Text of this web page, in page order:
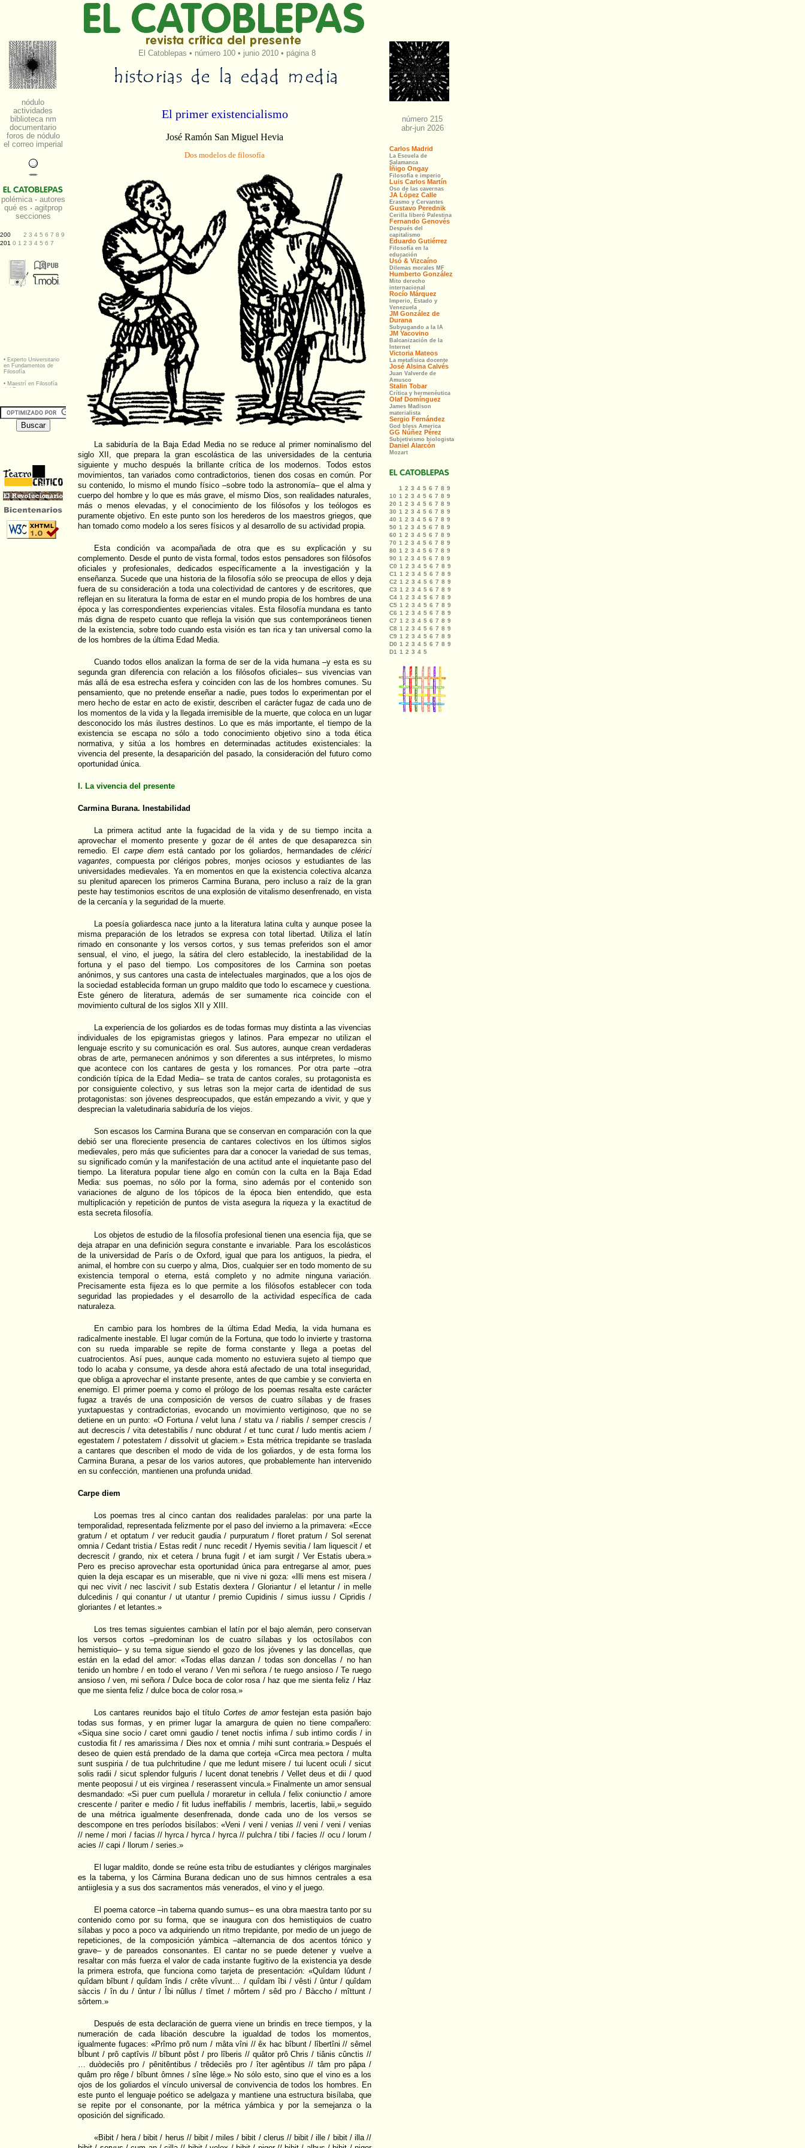
El Catoblepas • número 100 • junio 2010 • página 8
El primer existencialismo
José Ramón San Miguel Hevia
Dos modelos de filosofía
La sabiduría de la Baja Edad Media no se reduce al primer nominalismo del
siglo XII, que prepara la gran escolástica de las universidades de la centuria
siguiente y mucho después la brillante crítica de los modernos. Todos estos
movimientos, tan variados como contradictorios, tienen dos cosas en común. Por
su contenido, lo mismo el mundo físico –sobre todo la astronomía– que el alma y
cuerpo del hombre y lo que es más grave, el mismo Dios, son realidades naturales,
más o menos elevadas, y el conocimiento de los filósofos y los teólogos es
puramente objetivo. En este punto son los herederos de los maestros griegos, que
han tomado como modelo a los seres físicos y al desarrollo de su actividad propia.
Esta condición va acompañada de otra que es su explicación y su
complemento. Desde el punto de vista formal, todos estos pensadores son filósofos
oficiales y profesionales, dedicados específicamente a la investigación y la
enseñanza. Sucede que una historia de la filosofía sólo se preocupa de ellos y deja
fuera de su consideración a toda una colectividad de cantores y de escritores, que
reflejan en su literatura la forma de estar en el mundo propia de los hombres de una
época y las correspondientes experiencias vitales. Esta filosofía mundana es tanto
más digna de respeto cuanto que refleja la visión que sus contemporáneos tienen
de la existencia, sobre todo cuando esta visión es tan rica y tan universal como la
de los hombres de la última Edad Media.
Cuando todos ellos analizan la forma de ser de la vida humana –y esta es su
segunda gran diferencia con relación a los filósofos oficiales– sus vivencias van
más allá de esa estrecha esfera y coinciden con las de los hombres comunes. Su
pensamiento, que no pretende enseñar a nadie, pues todos lo experimentan por el
mero hecho de estar en acto de existir, describen el carácter fugaz de cada uno de
los momentos de la vida y la llegada irremisible de la muerte, que coloca en un lugar
desconocido los más ilustres destinos. Lo que es más importante, el tiempo de la
existencia se escapa no sólo a todo conocimiento objetivo sino a toda ética
normativa, y sitúa a los hombres en determinadas actitudes existenciales: la
vivencia del presente, la desaparición del pasado, la consideración del futuro como
oportunidad única.
I. La vivencia del presente
Carmina Burana. Inestabilidad
La primera actitud ante la fugacidad de la vida y de su tiempo incita a
aprovechar el momento presente y gozar de él antes de que desaparezca sin
remedio. El carpe diemestá cantado por los goliardos, hermandades declérici
vagantes, compuesta por clérigos pobres, monjes ociosos y estudiantes de las
universidades medievales. Ya en momentos en que la existencia colectiva alcanza
su plenitud aparecen los primeros Carmina Burana, pero incluso a raíz de la gran
peste hay testimonios escritos de una explosión de vitalismo desenfrenado, en vista
de la cercanía y la seguridad de la muerte.
La poesía goliardesca nace junto a la literatura latina culta y aunque posee la
misma preparación de los letrados se expresa con total libertad. Utiliza el latín
rimado en consonante y los versos cortos, y sus temas preferidos son el amor
sensual, el vino, el juego, la sátira del clero establecido, la inestabilidad de la
fortuna y el paso del tiempo. Los compositores de los Carmina son poetas
anónimos, y sus cantores una casta de intelectuales marginados, que a los ojos de
la sociedad establecida forman un grupo maldito que todo lo escarnece y cuestiona.
Este género de literatura, además de ser sumamente rica coincide con el
movimiento cultural de los siglos XII y XIII.
La experiencia de los goliardos es de todas formas muy distinta a las vivencias
individuales de los epigramistas griegos y latinos. Para empezar no utilizan el
lenguaje escrito y su comunicación es oral. Sus autores, aunque crean verdaderas
obras de arte, permanecen anónimos y son diferentes a sus intérpretes, lo mismo
que acontece con los cantares de gesta y los romances. Por otra parte –otra
condición típica de la Edad Media– se trata de cantos corales, su protagonista es
por consiguiente colectivo, y sus letras son la mejor carta de identidad de sus
protagonistas: son jóvenes despreocupados, que están empezando a vivir, y que y
desprecian la valetudinaria sabiduría de los viejos.
Son escasos los Carmina Burana que se conservan en comparación con la que
debió ser una floreciente presencia de cantares colectivos en los últimos siglos
medievales, pero más que suficientes para dar a conocer la variedad de sus temas,
su significado común y la manifestación de una actitud ante el inquietante paso del
tiempo. La literatura popular tiene algo en común con la culta en la Baja Edad
Media: sus poemas, no sólo por la forma, sino además por el contenido son
variaciones de alguno de los tópicos de la época bien entendido, que esta
multiplicación y repetición de puntos de vista asegura la riqueza y la exactitud de
esta secreta filosofía.
Los objetos de estudio de la filosofía profesional tienen una esencia fija, que se
deja atrapar en una definición segura constante e invariable. Para los escolásticos
de la universidad de París o de Oxford, igual que para los antiguos, la piedra, el
animal, el hombre con su cuerpo y alma, Dios, cualquier ser en todo momento de su
existencia temporal o eterna, está completo y no admite ninguna variación.
Precisamente esta fijeza es lo que permite a los filósofos establecer con toda
seguridad las propiedades y el desarrollo de la actividad específica de cada
naturaleza.
En cambio para los hombres de la última Edad Media, la vida humana es
radicalmente inestable. El lugar común de la Fortuna, que todo lo invierte y trastorna
con su rueda imparable se repite de forma constante y llega a poetas del
cuatrocientos. Así pues, aunque cada momento no estuviera sujeto al tiempo que
todo lo acaba y consume, ya desde ahora está afectado de una total inseguridad,
que obliga a aprovechar el instante presente, antes de que cambie y se convierta en
enemigo. El primer poema y como el prólogo de los poemas resalta este carácter
fugaz a través de una composición de versos de cuatro sílabas y de frases
yuxtapuestas y contradictorias, evocando un movimiento vertiginoso, que no se
detiene en un punto: «O Fortuna / velut luna / statu va / riabilis / semper crescis /
aut decrescis / vita detestabilis / nunc obdurat / et tunc curat / ludo mentis aciem /
egestatem / potestatem / dissolvit ut glaciem.» Esta métrica trepidante se traslada
a cantares que describen el modo de vida de los goliardos, y de esta forma los
Carmina Burana, a pesar de los varios autores, que probablemente han intervenido
en su confección, mantienen una profunda unidad.
Carpe diem
Los poemas tres al cinco cantan dos realidades paralelas: por una parte la
temporalidad, representada felizmente por el paso del invierno a la primavera: «Ecce
gratum / et optatum / ver reducit gaudia / purpuratum / floret pratum / Sol serenat
omnia / Cedant tristia / Estas redit / nunc recedit / Hyemis sevitia / Iam liquescit / et
decrescit / grando, nix et cetera / bruna fugit / et iam surgit / Ver Estatis ubera.»
Pero es preciso aprovechar esta oportunidad única para entregarse al amor, pues
quien la deja escapar es un miserable, que ni vive ni goza: «Illi mens est misera /
qui nec vivit / nec lascivit / sub Estatis dextera / Gloriantur / el letantur / in melle
dulcedinis / qui conantur / ut utantur / premio Cupidinis / simus iussu / Cipridis /
gloriantes / et letantes.»
Los tres temas siguientes cambian el latín por el bajo alemán, pero conservan
los versos cortos –predominan los de cuatro sílabas y los octosílabos con
hemistiquio– y su tema sigue siendo el gozo de los jóvenes y las doncellas, que
están en la edad del amor: «Todas ellas danzan / todas son doncellas / no han
tenido un hombre / en todo el verano / Ven mi señora / te ruego ansioso / Te ruego
ansioso / ven, mi señora / Dulce boca de color rosa / haz que me sienta feliz / Haz
que me sienta feliz / dulce boca de color rosa.»
Los cantares reunidos bajo el título Cortes de amorfestejan esta pasión bajo
todas sus formas, y en primer lugar la amargura de quien no tiene compañero:
«Siqua sine socio / caret omni gaudio / tenet noctis infima / sub intimo cordis / in
custodia fit / res amarissima / Dies nox et omnia / mihi sunt contraria.» Después el
deseo de quien está prendado de la dama que corteja «Circa mea pectora / multa
sunt suspiria / de tua pulchritudine / que me ledunt misere / tui lucent oculi / sicut
solis radii / sicut splendor fulguris / lucent donat tenebris / Vellet deus et dii / quod
mente peoposui / ut eis virginea / reserassent vincula.» Finalmente un amor sensual
desmandado: «Si puer cum puellula / moraretur in cellula / felix coniunctio / amore
crescente / pariter e medio / fit ludus ineffabilis / membris, lacertis, labii,» seguido
de una métrica igualmente desenfrenada, donde cada uno de los versos se
descompone en tres períodos bisílabos: «Veni / veni / venias // veni / veni / venias
// neme / mori / facias // hyrca / hyrca / hyrca // pulchra / tibi / facies // ocu / lorum /
acies // capi / llorum / series.»
El lugar maldito, donde se reúne esta tribu de estudiantes y clérigos marginales
es la taberna, y los Cármina Burana dedican uno de sus himnos centrales a esa
antiiglesia y a sus dos sacramentos más venerados, el vino y el juego.
El poema catorce –in taberna quando sumus– es una obra maestra tanto por su
contenido como por su forma, que se inaugura con dos hemistiquios de cuatro
sílabas y poco a poco va adquiriendo un ritmo trepidante, por medio de un juego de
repeticiones, de la composición yámbica –alternancia de dos acentos tónico y
grave– y de pareados consonantes. El cantar no se puede detener y vuelve a
resaltar con más fuerza el valor de cada instante fugitivo de la existencia ya desde
la primera estrofa, que funciona como tarjeta de presentación: «Quîdam lûdunt /
quîdam bîbunt / quîdam îndis / crête vîvunt… / quîdam îbi / vêsti / ûntur / quîdam
sàccis / în du / ûntur / Îbi nûllus / tîmet / môrtem / sêd pro / Bàccho / mîttunt /
sôrtem.»
Después de esta declaración de guerra viene un brindis en trece tiempos, y la
numeración de cada libación descubre la igualdad de todos los momentos,
igualmente fugaces: «Prîmo prô num / mâta vîni // êx hac bîbunt / lîbertîni // sêmel
bÎbunt / prô captîvis // bîbunt pôst / pro lîberis // quâtor prô Chris / tiânis cûnctis //
… duòdeciês pro / pênitêntibus / trêdeciês pro / îter agêntibus // tâm pro pâpa /
quâm pro rêge / bîbunt ômnes / sîne lêge.» No sólo esto, sino que el vino es a los
ojos de los goliardos el vínculo universal de convivencia de todos los hombres. En
este punto el lenguaje poético se adelgaza y mantiene una estructura bisílaba, que
se repite por el consonante, por la métrica yámbica y por la semejanza o la
oposición del significado.
«Bibit / hera / bibit / herus // bibit / miles / bibit / clerus // bibit / ille / bibit / illa //